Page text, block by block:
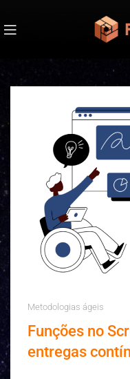
Metodologias ágeis
Funções no
entregas